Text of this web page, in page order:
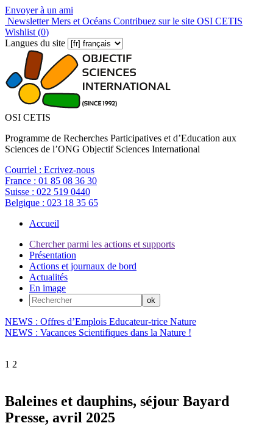
Envoyer à un ami
Newsletter Mers et Océans Contribuez sur le site OSI CETIS
Wishlist (0)
Langues du site
OSI CETIS
Programme de Recherches Participatives et d’Education aux
Sciences de l’ONG Objectif Sciences International
Courriel : Ecrivez-nous
France : 01 85 08 36 30
Suisse : 022 519 0440
Belgique : 023 18 35 65
Accueil
Chercher parmi les actions et supports
Présentation
Actions et journaux de bord
Actualités
En image
NEWS : Offres d’Emplois Educateur-trice Nature
NEWS : Vacances Scientifiques dans la Nature !
1 2
Baleines et dauphins, séjour Bayard
Presse, avril 2025